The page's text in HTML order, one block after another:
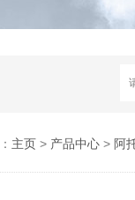
主页> 产品中心> 阿